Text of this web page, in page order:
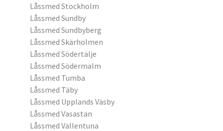
Låssmed Stockholm
Låssmed Sundby
Låssmed Sundbyberg
Låssmed Skärholmen
Låssmed Södertälje
Låssmed Södermalm
Låssmed Tumba
Låssmed Täby
Låssmed Upplands Väsby
Låssmed Vasastan
Låssmed Vallentuna